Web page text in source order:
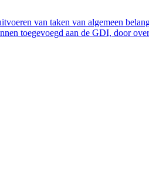
van taken van algemeen
toegevoegd aan de GDI, door